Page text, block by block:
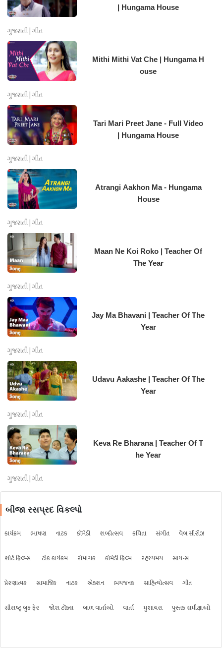
| Hungama House
ગુજરાતી | ગીત
Mithi Mithi Vat Che | Hungama H
ouse
ગુજરાતી | ગીત
Tari Mari Preet Jane - Full Video
| Hungama House
ગુજરાતી | ગીત
Atrangi Aakhon Ma - Hungama
House
ગુજરાતી | ગીત
Maan Ne Koi Roko | Teacher Of
The Year
ગુજરાતી | ગીત
Jay Ma Bhavani | Teacher Of The
Year
ગુજરાતી | ગીત
Udavu Aakashe | Teacher Of The
Year
ગુજરાતી | ગીત
Keva Re Bharana | Teacher Of T
he Year
ગુજરાતી | ગીત
બીજા રસપ્રદ વિકલ્પો
કાર્યક્રમ ભાષણ નાટક કૉમેડી શબ્દોત્સવ કવિતા સંગીત વેબ સીરીઝ
શોર્ટ ફિલ્મ્સ ટોક કાર્યક્રમ રોમાંચક કોમેડી ફિલ્મ રહસ્યમય સાયન્સ
પ્રેરણાત્મક સામાજિક નાટક એક્શન ભયજનક સાહિત્યોત્સવ ગીત
સૌરાષ્ટ્ર બુક ફેર જોશ ટૉક્સ બાળ વાર્તાઓ વાર્તા મુશાયરા પુસ્તક સમીક્ષાઓ